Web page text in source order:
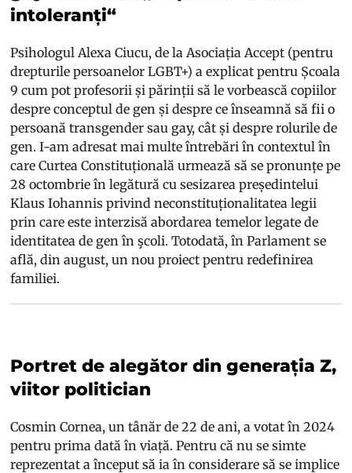
intoleranți“
Psihologul Alexa Ciucu, de la Asociația Accept (pentru
drepturile persoanelor LGBT+) a explicat pentru Școala
9 cum pot profesorii și părinții să le vorbească copiilor
despre conceptul de gen și despre ce înseamnă să fii o
persoană transgender sau gay, cât și despre rolurile de
gen. I-am adresat mai multe întrebări în contextul în
care Curtea Constituțională urmează să se pronunțe pe
28 octombrie în legătură cu sesizarea președintelui
Klaus Iohannis privind neconstituționalitatea legii
prin care este interzisă abordarea temelor legate de
identitatea de gen în şcoli. Totodată, în Parlament se
află, din august, un nou proiect pentru redefinirea
familiei.
Portret de alegător din generația Z,
viitor politician
Cosmin Cornea, un tânăr de 22 de ani, a votat în 2024
pentru prima dată în viață. Pentru că nu se simte
reprezentat a început să ia în considerare să se implice